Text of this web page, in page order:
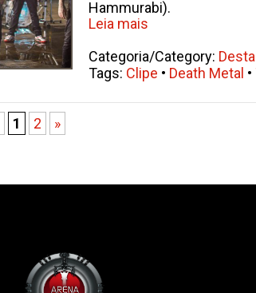
Hammurabi).
Leia mais
Categoria/Category:
Tags: Clipe • Death Metal •
1 2 »